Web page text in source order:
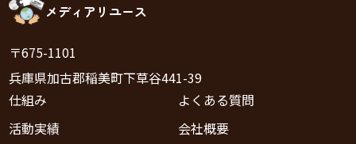
メディアリユース
〒675-1101
兵庫県加古郡稲美町下草谷441-39
仕組み
活動実績
よくある質問
会社概要